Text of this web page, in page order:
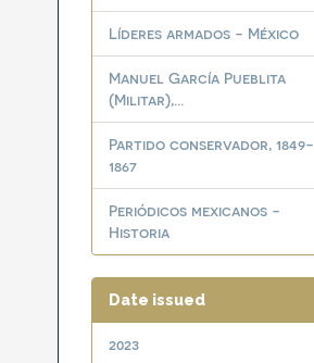
Líderes armados - México
Manuel García Pueblita
(Militar),...
Partido conservador, 1849-
1867
Periódicos mexicanos -
Historia
Date issued
2023